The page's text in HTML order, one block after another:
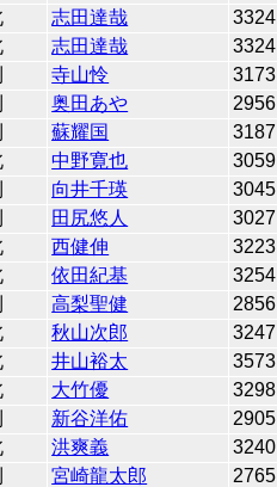
志田達哉 3324
志田達哉 3324
寺山怜 3173
奥田あや 2956
蘇耀国 3187
中野寛也 3059
向井千瑛 3045
田尻悠人 3027
西健伸 3223
依田紀基 3254
高梨聖健 2856
秋山次郎 3247
井山裕太 3573
大竹優 3298
新谷洋佑 2905
洪爽義 3240
宮崎龍太郎 2765